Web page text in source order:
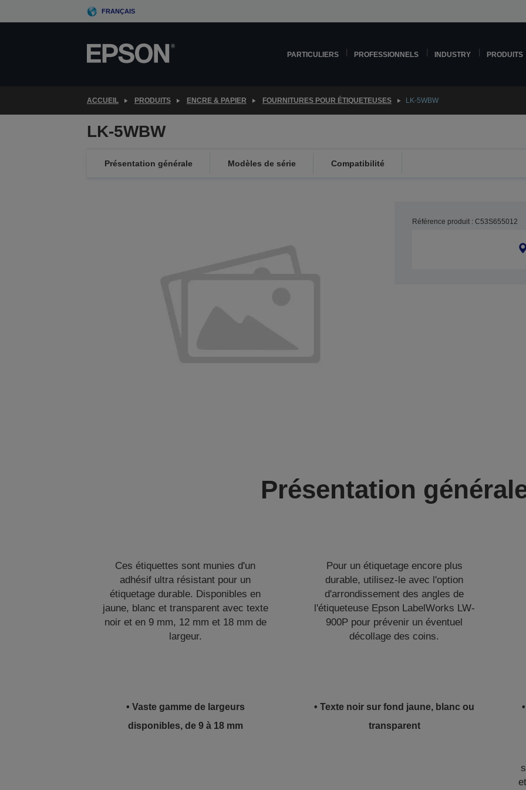
to
FRANÇAIS
PARTICULIERS PROFESSIONNELS INDUSTRY PRODUITS
ACCUEIL PRODUITS ENCRE & PAPIER FOURNITURES POUR ÉTIQUETEUSES LK-5WBW
LK-5WBW
Présentation générale Modèles de série Compatibilité
Référence produit : C53S655012
Présentation
Ces étiquettes sont munies d'un
adhésif ultra résistant pour un
étiquetage durable. Disponibles en
jaune, blanc et transparent avec texte
noir et en 9 mm, 12 mm et 18 mm de
largeur.
Pour un étiquetage encore plus
durable, utilisez-le avec l'option
d'arrondissement des angles de
l'étiqueteuse Epson LabelWorks LW-
900P pour prévenir un éventuel
décollage des coins.
• Vaste gamme de largeurs
disponibles, de 9 à 18 mm
• Texte noir sur fond jaune, blanc ou
transparent